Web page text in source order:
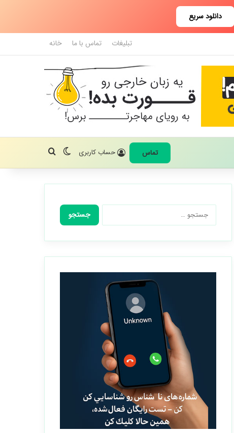
دانلود سریع
تبلیغات تماس با ما خانه
تماس حساب کاربری تغییر پوسته
جستجو برای
جستجو
برای: